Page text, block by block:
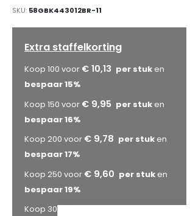
afbeeldingen-
SKU 58GBK443012BR-11
Extra staffelkorting
Koop 100 voor € 10,13
en
bespaar15%
Koop 150 voor € 9,95
en
bespaar16%
Koop 200 voor € 9,78
en
bespaar17%
Koop 250 voor € 9,60
en
bespaar19%
Koop 300 voor € 9,42